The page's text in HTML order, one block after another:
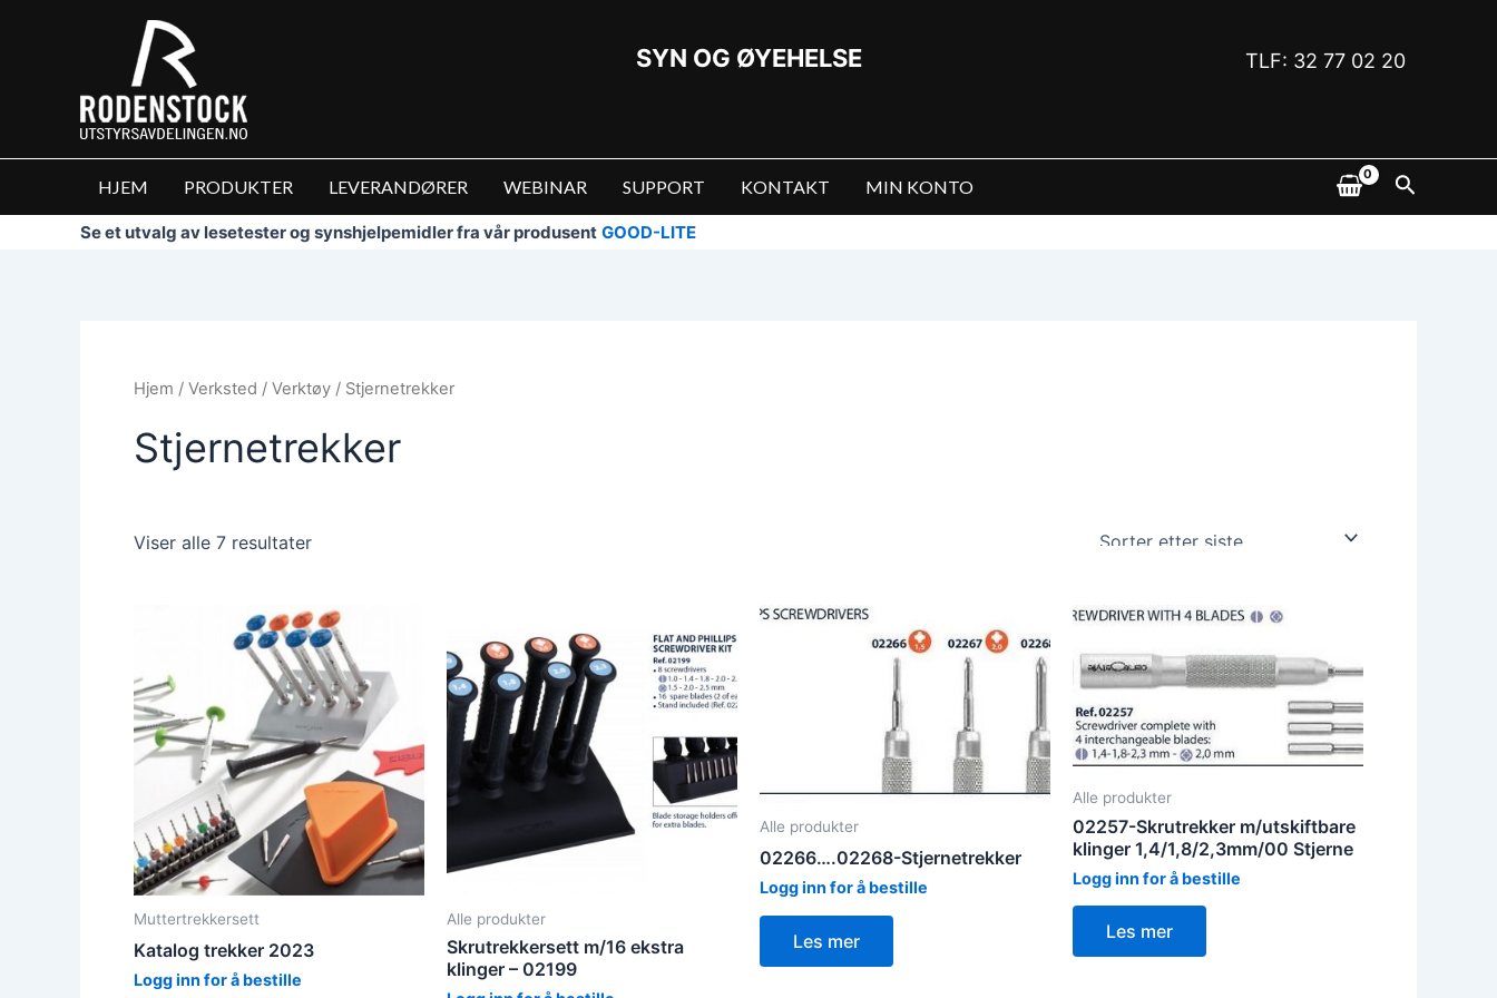
SYN OG ØYEHELSE TLF: 32 77 02 20
HJEM PRODUKTER LEVERANDØRER WEBINAR SUPPORT KONTAKT MIN KONTO Søk
Se et utvalg av lesetester og synshjelpemidler fra vår produsent GOOD-LITE
Hjem / Verksted / Verktøy / Stjernetrekker
Stjernetrekker
Viser alle 7 resultater
Muttertrekkersett
Katalog trekker 2023
Logg inn for å bestille
Alle produkter
Skrutrekkersett m/16 ekstra
klinger – 02199
Alle produkter
02266….02268-Stjernetrekker
Logg inn for å bestille
Les mer
Alle produkter
02257-Skrutrekker m/utskiftbare
klinger 1,4/1,8/2,3mm/00 Stjerne
Logg inn for å bestille
Les mer